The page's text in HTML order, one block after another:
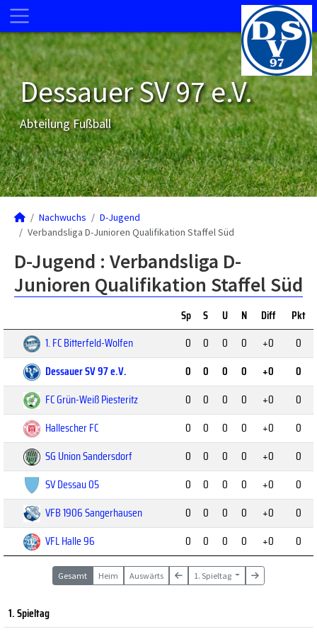
Dessauer SV 97 e.V.
Abteilung Fußball
Nachwuchs
D-Jugend
Verbandsliga D-Junioren Qualifikation Staffel Süd
D-Jugend : Verbandsliga D-
Junioren Qualifikation Staffel Süd
Sp S U N Diff
Pkt
1. FC Bitterfeld-Wolfen
0 0 0 0 +0
0
Dessauer SV 97 e.V.
0 0 0 0 +0
0
FC Grün-Weiß Piesteritz
0 0 0 0 +0
0
Hallescher FC
0 0 0 0 +0
0
SG Union Sandersdorf
0 0 0 0 +0
0
SV Dessau 05
0 0 0 0 +0
0
VFB 1906 Sangerhausen
0 0 0 0 +0
0
VFL Halle 96
0 0 0 0 +0 0
Gesamt Heim Auswärts 1. Spieltag
1. Spieltag